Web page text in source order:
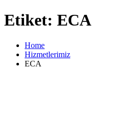
Etiket: ECA
Home
Hizmetlerimiz
ECA